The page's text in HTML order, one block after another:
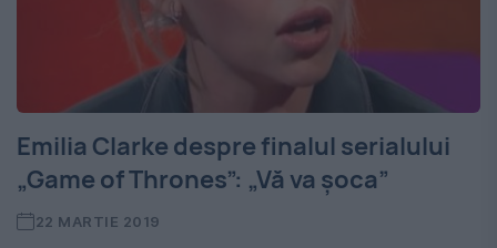
Emilia Clarke despre finalul serialului
„Game of Thrones”: „Vă va șoca”
22 MARTIE 2019